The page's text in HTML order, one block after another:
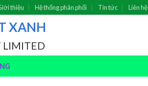
thiệu Hệ thống phân phối Tin tức Liên hệ
XANH
LIMITED